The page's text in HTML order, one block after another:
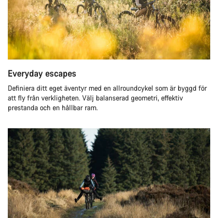
Everyday escapes
Definiera ditt eget äventyr med en allroundcykel som är byggd för
att fly från verkligheten. Välj balanserad geometri, effektiv
prestanda och en hållbar ram.